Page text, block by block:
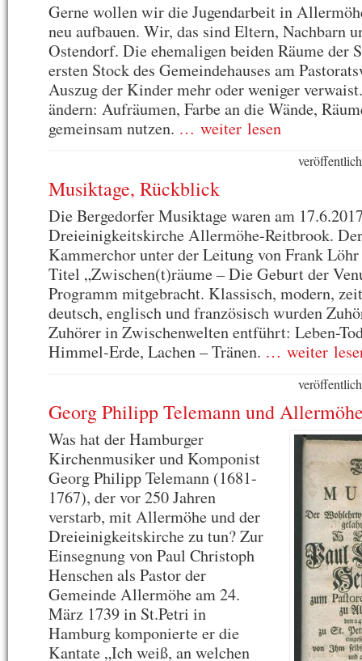
Gerne wollen wir die Jugendarbeit in
neu aufbauen. Wir, das sind Eltern, Nachbarn
Ostendorf. Die ehemaligen beiden Räume der
ersten Stock des Gemeindehauses am
Auszug der Kinder mehr oder weniger
ändern: Aufräumen, Farbe an die Wände,
gemeinsam nutzen. … weiter lesen
Musiktage, Rückblick
Die Bergedorfer Musiktage waren am
Dreieinigkeitskirche Allermöhe-Reitbrook.
Kammerchor unter der Leitung von Frank
Titel „Zwischen(t)räume – Die Geburt der
Programm mitgebracht. Klassisch, modern,
deutsch, englisch und französisch wurden
Zuhörer in Zwischenwelten entführt: Leben-
Himmel-Erde, Lachen – Tränen. … weiter
Georg Philipp Telemann und
Was hat der Hamburger
Kirchenmusiker und Komponist
Georg Philipp Telemann (1681-
1767), der vor 250 Jahren
verstarb, mit Allermöhe und der
Dreieinigkeitskirche zu tun? Zur
Einsegnung von Paul Christoph
Henschen als Pastor der
Gemeinde Allermöhe am 24.
März 1739 in St.Petri in
Hamburg komponierte er die
Kantate „Ich weiß, an welchen